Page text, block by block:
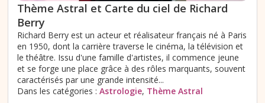
Thème Astral et Carte du ciel de Richard
Berry
Richard Berry est un acteur et réalisateur français né à Paris
en 1950, dont la carrière traverse le cinéma, la télévision et
le théâtre. Issu d'une famille d'artistes, il commence jeune
et se forge une place grâce à des rôles marquants, souvent
caractérisés par une grande intensité...
Dans les catégories : Astrologie, Thème Astral